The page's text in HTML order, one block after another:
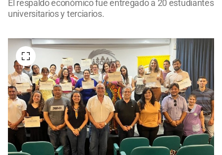
El respaldo económico fue entregado a 20 estudiantes
universitarios y terciarios.